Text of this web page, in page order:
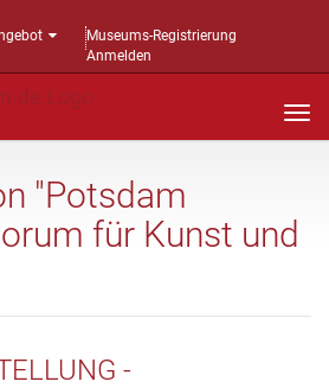
Museums-Registrierung
Anmelden
"Potsdam
für Kunst und
-